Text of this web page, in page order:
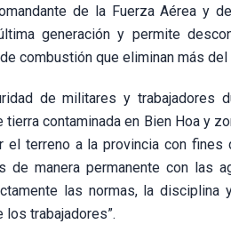
de la Fuerza Aérea y
generación y permite
combustión que eliminan más
de militares y trabajadores
contaminada en Bien Hoa y
terreno a la provincia con
de manera permanente con las
las normas, la
trabajadores”.